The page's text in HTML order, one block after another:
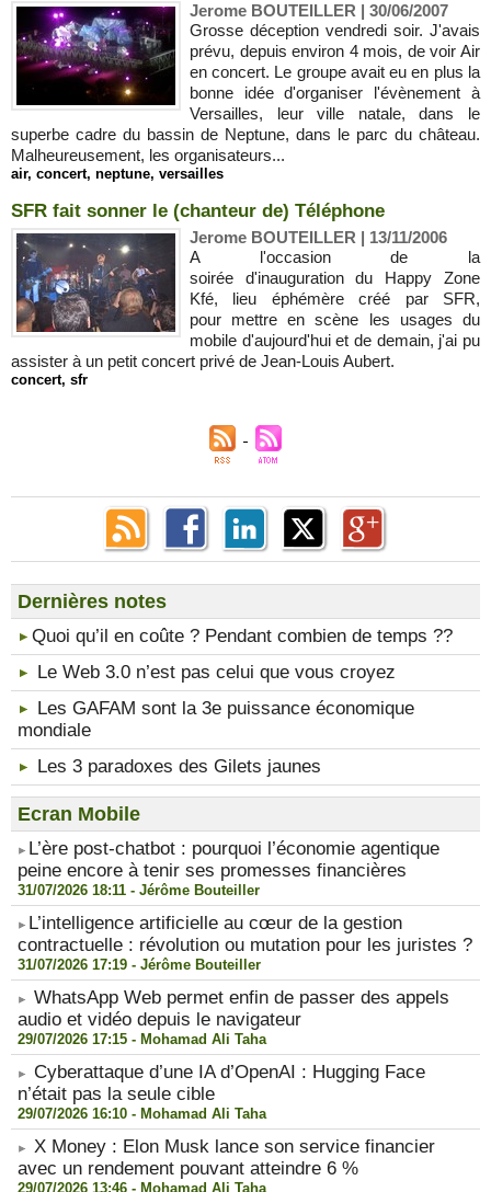
Jerome BOUTEILLER | 30/06/2007
Grosse déception vendredi soir. J'avais
prévu, depuis environ 4 mois, de voir Air
en concert. Le groupe avait eu en plus la
bonne idée d'organiser l'évènement à
Versailles, leur ville natale, dans le
superbe cadre du bassin de Neptune, dans le parc du château.
Malheureusement, les organisateurs...
air, concert, neptune, versailles
SFR fait sonner le (chanteur de) Téléphone
Jerome BOUTEILLER | 13/11/2006
A l'occasion de la
soirée d'inauguration du Happy Zone
Kfé, lieu éphémère créé par SFR,
pour mettre en scène les usages du
mobile d'aujourd'hui et de demain, j'ai pu
assister à un petit concert privé de Jean-Louis Aubert.
concert, sfr
Dernières notes
​Quoi qu’il en coûte ? Pendant combien de temps ??
Le Web 3.0 n’est pas celui que vous croyez
Les GAFAM sont la 3e puissance économique
mondiale
Les 3 paradoxes des Gilets jaunes
Ecran Mobile
​L’ère post-chatbot : pourquoi l’économie agentique
peine encore à tenir ses promesses financières
31/07/2026 18:11 - Jérôme Bouteiller
​L’intelligence artificielle au cœur de la gestion
contractuelle : révolution ou mutation pour les juristes ?
31/07/2026 17:19 - Jérôme Bouteiller
WhatsApp Web permet enfin de passer des appels
audio et vidéo depuis le navigateur
29/07/2026 17:15 - Mohamad Ali Taha
Cyberattaque d’une IA d’OpenAI : Hugging Face
n’était pas la seule cible
29/07/2026 16:10 - Mohamad Ali Taha
X Money : Elon Musk lance son service financier
avec un rendement pouvant atteindre 6 %
29/07/2026 13:46 - Mohamad Ali Taha